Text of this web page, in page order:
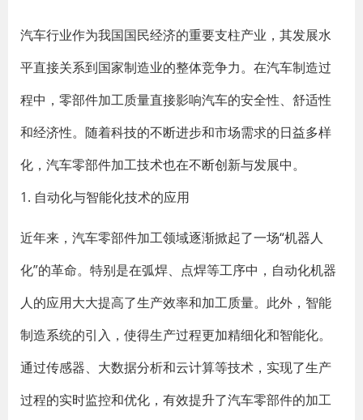
汽车行业作为我国国民经济的重要支柱产业，其发展水
平直接关系到国家制造业的整体竞争力。在汽车制造过
程中，零部件加工质量直接影响汽车的安全性、舒适性
和经济性。随着科技的不断进步和市场需求的日益多样
化，汽车零部件加工技术也在不断创新与发展中。
1. 自动化与智能化技术的应用
近年来，汽车零部件加工领域逐渐掀起了一场“机器人
化”的革命。特别是在弧焊、点焊等工序中，自动化机器
人的应用大大提高了生产效率和加工质量。此外，智能
制造系统的引入，使得生产过程更加精细化和智能化。
通过传感器、大数据分析和云计算等技术，实现了生产
过程的实时监控和优化，有效提升了汽车零部件的加工